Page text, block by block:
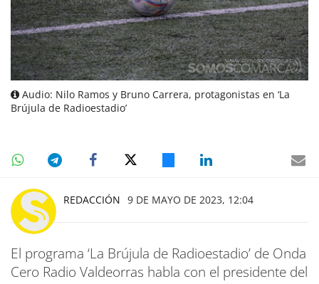
Audio: Nilo Ramos y Bruno Carrera, protagonistas en ‘La
Brújula de Radioestadio’
REDACCIÓN 9 DE MAYO DE 2023, 12:04
El programa ‘La Brújula de Radioestadio’ de Onda
Cero Radio Valdeorras habla con el presidente del